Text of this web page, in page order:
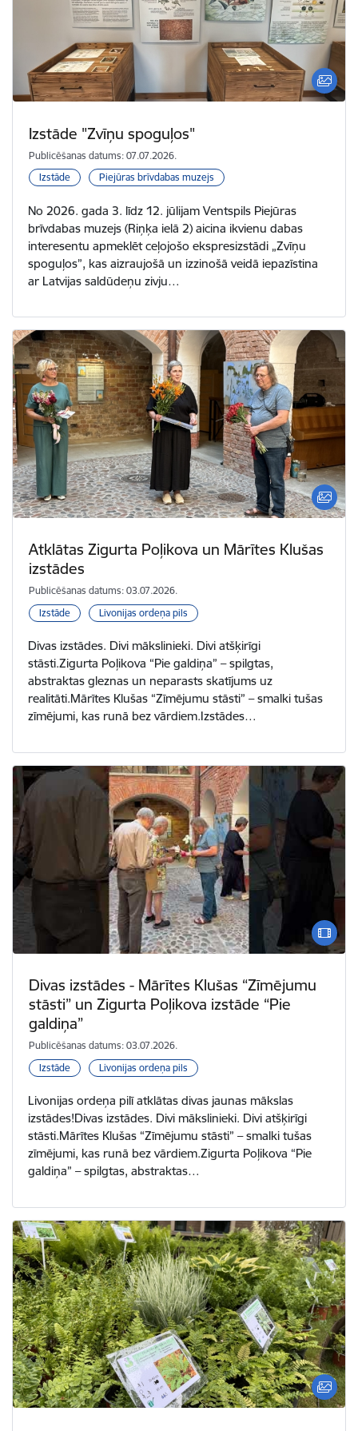
Izstāde "Zvīņu spoguļos"
Publicēšanas datums: 07.07.2026.
Izstāde
Piejūras brīvdabas muzejs
No 2026. gada 3. līdz 12. jūlijam Ventspils Piejūras
brīvdabas muzejs (Riņķa ielā 2) aicina ikvienu dabas
interesentu apmeklēt ceļojošo ekspresizstādi „Zvīņu
spoguļos”, kas aizraujošā un izzinošā veidā iepazīstina
ar Latvijas saldūdeņu zivju…
Atklātas Zigurta Poļikova un Mārītes Klušas
izstādes
Publicēšanas datums: 03.07.2026.
Izstāde
Livonijas ordeņa pils
Divas izstādes. Divi mākslinieki. Divi atšķirīgi
stāsti.Zigurta Poļikova “Pie galdiņa” – spilgtas,
abstraktas gleznas un neparasts skatījums uz
realitāti.Mārītes Klušas “Zīmējumu stāsti” – smalki tušas
zīmējumi, kas runā bez vārdiem.Izstādes…
Divas izstādes - Mārītes Klušas “Zīmējumu
stāsti” un Zigurta Poļikova izstāde “Pie
galdiņa”
Publicēšanas datums: 03.07.2026.
Izstāde
Livonijas ordeņa pils
Livonijas ordeņa pilī atklātas divas jaunas mākslas
izstādes!Divas izstādes. Divi mākslinieki. Divi atšķirīgi
stāsti.Mārītes Klušas “Zīmējumu stāsti” – smalki tušas
zīmējumi, kas runā bez vārdiem.Zigurta Poļikova “Pie
galdiņa” – spilgtas, abstraktas…